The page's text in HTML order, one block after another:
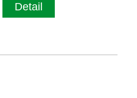
Detail